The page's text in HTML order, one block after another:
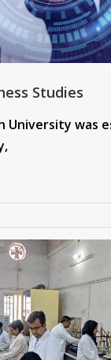
Studies
University was